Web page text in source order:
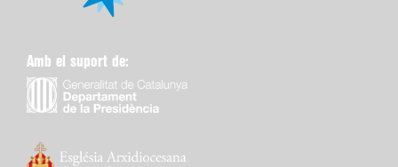
Amb el suport de: